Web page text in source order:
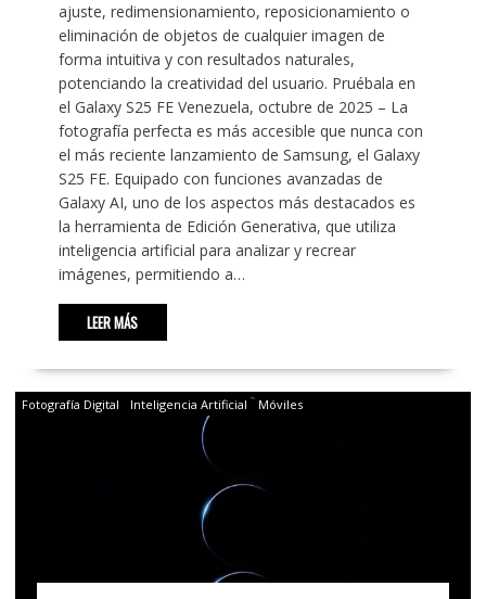
ajuste, redimensionamiento, reposicionamiento o
eliminación de objetos de cualquier imagen de
forma intuitiva y con resultados naturales,
potenciando la creatividad del usuario. Pruébala en
el Galaxy S25 FE Venezuela, octubre de 2025 – La
fotografía perfecta es más accesible que nunca con
el más reciente lanzamiento de Samsung, el Galaxy
S25 FE. Equipado con funciones avanzadas de
Galaxy AI, uno de los aspectos más destacados es
la herramienta de Edición Generativa, que utiliza
inteligencia artificial para analizar y recrear
imágenes, permitiendo a…
LEER MÁS
Fotografía Digital Inteligencia Artificial Móviles